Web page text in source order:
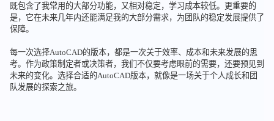
既包含了我常用的大部分功能，又相对稳定，学习成本较低。更重要的
是，它在未来几年内还能满足我的大部分需求，为团队的稳定发展提供了
保障。
每一次选择AutoCAD的版本，都是一次关于效率、成本和未来发展的思
考。作为政策制定者或决策者，我们不仅要考虑眼前的需要，还要预见到
未来的变化。选择合适的AutoCAD版本，就像是一场关于个人成长和团
队发展的探索之旅。